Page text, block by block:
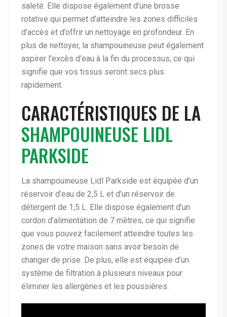
saleté. Elle dispose également d’une brosse
rotative qui permet d’atteindre les zones difficiles
d’accès et d’offrir un nettoyage en profondeur. En
plus de nettoyer, la shampouineuse peut également
aspirer l’excès d’eau à la fin du processus, ce qui
signifie que vos tissus seront secs plus
rapidement.
CARACTÉRISTIQUES DE LA
SHAMPOUINEUSE LIDL
PARKSIDE
La shampouineuse Lidl Parkside est équipée d’un
réservoir d’eau de 2,5 L et d’un réservoir de
détergent de 1,5 L. Elle dispose également d’un
cordon d’alimentation de 7 mètres, ce qui signifie
que vous pouvez facilement atteindre toutes les
zones de votre maison sans avoir besoin de
changer de prise. De plus, elle est équipée d’un
système de filtration à plusieurs niveaux pour
éliminer les allergènes et les poussières.